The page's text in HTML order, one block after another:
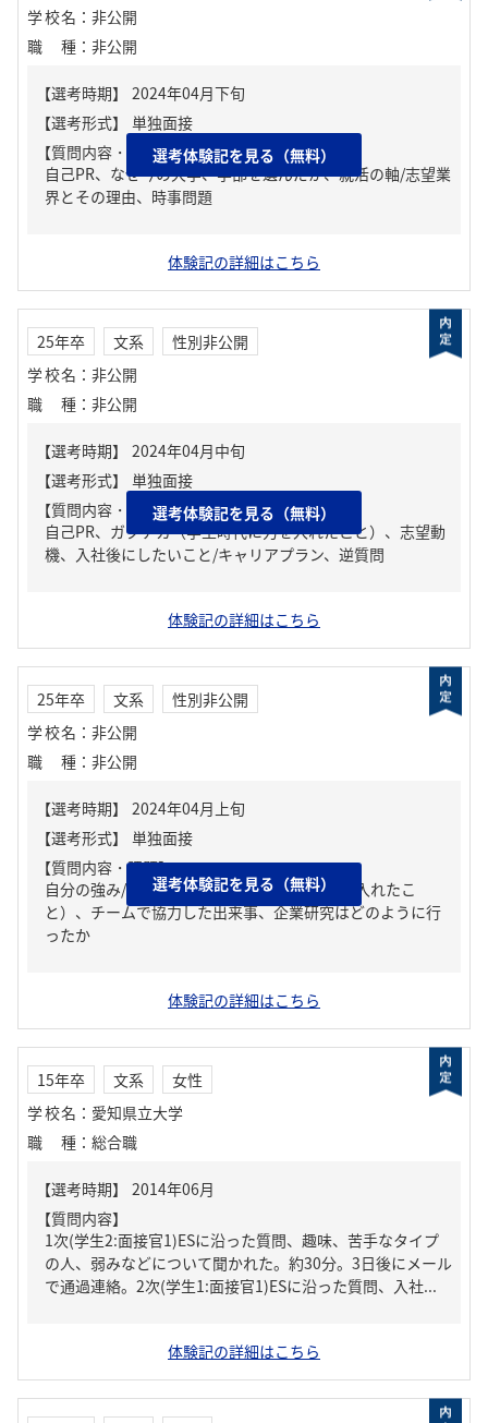
学校名 ： 非公開
職種 ： 非公開
【質問内容・課題】
自己PR、なぜ今の大学、学部を選んだか、就活の軸/志望業
界とその理由、時事問題
選考体験記を見る（無料）
体験記の詳細はこちら
25年卒 文系
性別非公開
学校名 ： 非公開
職種 ： 非公開
【質問内容・課題】
自己PR、ガクチカ（学生時代に力を入れたこと）、志望動
機、入社後にしたいこと/キャリアプラン、逆質問
選考体験記を見る（無料）
体験記の詳細はこちら
25年卒 文系
性別非公開
学校名 ： 非公開
職種 ： 非公開
【質問内容・課題】
自分の強み/弱み、ガクチカ（学生時代に力を入れたこ
と）、チームで協力した出来事、企業研究はどのように行
ったか
選考体験記を見る（無料）
体験記の詳細はこちら
15年卒 文系
女性
学校名 ： 愛知県立大学
職種 ： 総合職
【質問内容】
1次(学生2:面接官1)ESに沿った質問、趣味、苦手なタイプ
の人、弱みなどについて聞かれた。約30分。3日後にメール
で通過連絡。2次(学生1:面接官1)ESに沿った質問、入社...
体験記の詳細はこちら